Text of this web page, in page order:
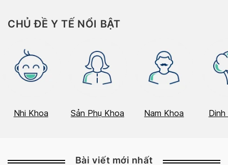
CHỦ ĐỀ Y TẾ NỔI BẬT
Nhi Khoa Sản Phụ Khoa Nam Khoa
Bài viết mới nhất